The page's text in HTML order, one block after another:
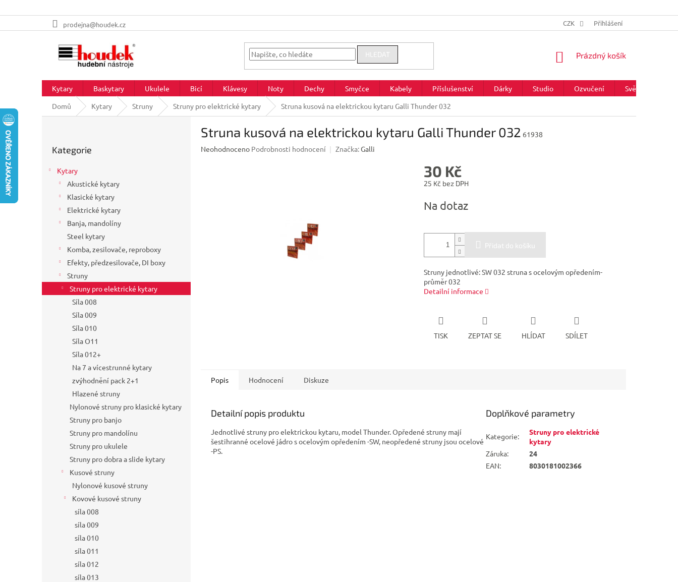
na
prodejna@houdek.cz CZK Přihlášení
HLEDAT
NÁKUPNÍ
Prázdný košík
Kytary Baskytary Ukulele Bicí Klávesy Noty Dechy Smyčce Kabely Příslušenství Dárky Studio Ozvučení Světla
Domů
Kytary Struny Struny pro elektrické kytary Struna kusová na elektrickou kytaru Galli Thunder 032
kategorie
Kategorie
Kytary
Akustické kytary
Klasické kytary
Elektrické kytary
Banja, mandolíny
Steel kytary
Komba, zesilovače, reproboxy
Efekty, předzesilovače, DI boxy
Struny
Struny pro elektrické kytary
Síla 008
Síla 009
Síla 010
Síla O11
Síla 012+
Na 7 a vícestrunné kytary
zvýhodnění pack 2+1
Hlazené struny
Nylonové struny pro klasické kytary
Struny pro banjo
Struny pro mandolínu
Struny pro ukulele
Struny pro dobra a slide kytary
Kusové struny
Nylonové kusové struny
Kovové kusové struny
síla 008
síla 009
síla 010
síla 011
síla 012
síla 013
Struna kusová na elektrickou kytaru Galli Thunder 032 61938
Průměrné
Neohodnoceno Podrobnosti hodnocení Značka:Galli
30 Kč
25 Kč bez DPH
cena:
Na dotaz
Přidat do košíku
Struny jednotlivé: SW 032 struna s ocelovým opředením-
průměr 032
Detailní informace
TISK ZEPTAT SE HLÍDAT SDÍLET
Popis Hodnocení Diskuze
Detailní popis produktu
Jednotlivé struny pro elektrickou kytaru, model Thunder. Opředené struny mají
šestihranné ocelové jádro s ocelovým opředením -SW, neopředené struny jsou ocelové
-PS.
Doplňkové parametry
Kategorie:
Struny pro elektrické
kytary
Záruka:
24
EAN: 8030181002366